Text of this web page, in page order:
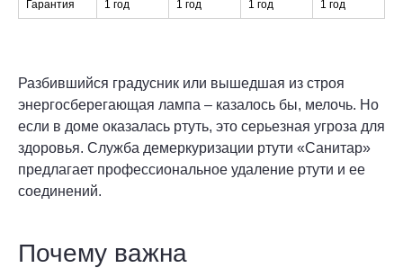
Гарантия 1 год 1 год 1 год 1 год
Разбившийся градусник или вышедшая из строя
энергосберегающая лампа – казалось бы, мелочь. Но
если в доме оказалась ртуть, это серьезная угроза для
здоровья. Служба демеркуризации ртути «Санитар»
предлагает профессиональное удаление ртути и ее
соединений.
Почему важна